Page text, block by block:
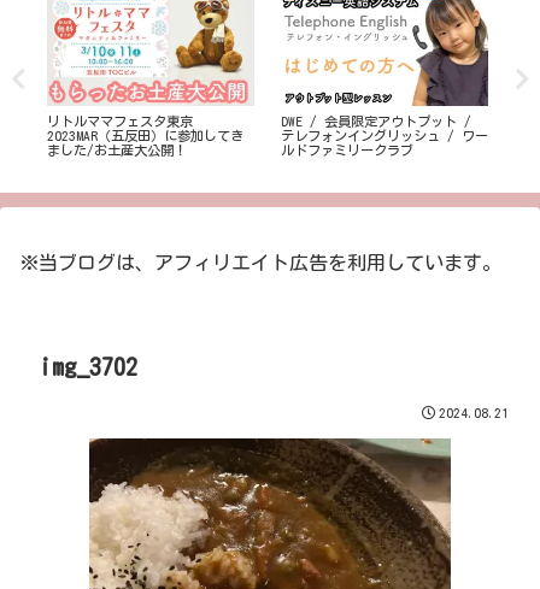
リトルママフェスタ東京
2023MAR（五反田）に参加してき
ました/お土産大公開！
DWE / 会員限定アウトプット /
テレフォンイングリッシュ / ワー
ルドファミリークラブ
※当ブログは、アフィリエイト広告を利用しています。
img_3702
2024.08.21